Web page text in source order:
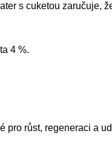
s cuketou zaručuje,
4 %.
pro růst, regeneraci a